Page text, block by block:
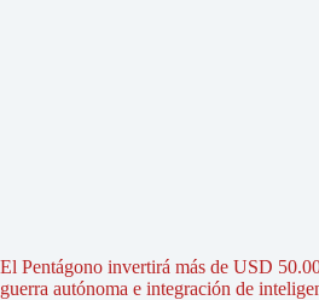
El Pentágono invertirá más de USD
guerra autónoma e integración de